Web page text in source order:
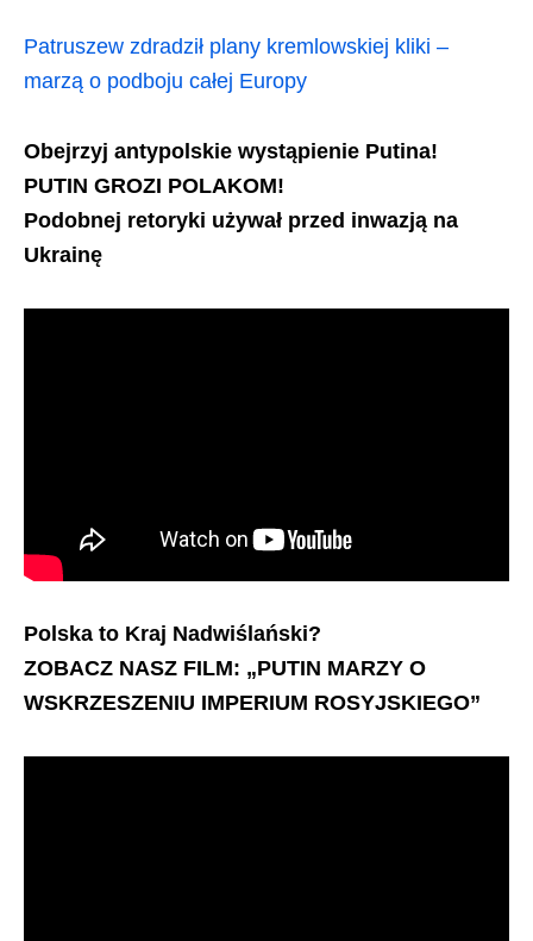
Patruszew zdradził plany kremlowskiej kliki –
marzą o podboju całej Europy
Obejrzyj antypolskie wystąpienie Putina!
PUTIN GROZI POLAKOM!
Podobnej retoryki używał przed inwazją na
Ukrainę
Polska to Kraj Nadwiślański?
ZOBACZ NASZ FILM: „PUTIN MARZY O
WSKRZESZENIU IMPERIUM ROSYJSKIEGO”